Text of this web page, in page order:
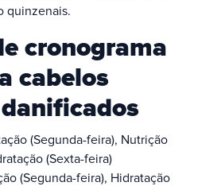
quinzenais.
cronograma
cabelos
(Segunda-feira), Nutrição
(Sexta-feira)
(Segunda-feira), Hidratação